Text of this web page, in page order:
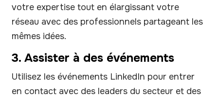
votre expertise tout en élargissant votre
réseau avec des professionnels partageant les
mêmes idées.
3. Assister à des événements
Utilisez les événements LinkedIn pour entrer
en contact avec des leaders du secteur et des